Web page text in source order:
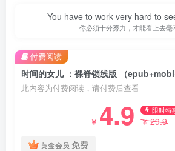
You have to work very hard to
你必须十分努力，才能看上去毫
时间的女儿 ：裸脊锁线版 （
此内容为付费阅读，请付费后查看
￥ 4.9 限时特
￥29.9
黄金会员 免费
付费阅读